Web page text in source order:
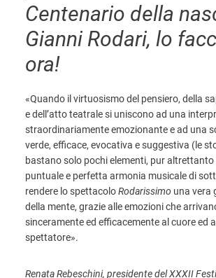
Centenario della
Gianni Rodari, lo
ora!
«Quando il virtuosismo del pensiero, della
e dell’atto teatrale si uniscono ad una
straordinariamente emozionante e ad una
verde, efficace, evocativa e suggestiva (le
bastano solo pochi elementi, pur altrettanto
puntuale e perfetta armonia musicale di
rendere lo spettacoloRodarissimo una vera
della mente, grazie alle emozioni che
sinceramente ed efficacemente al cuore ed
spettatore».
Renata Rebeschini, presidente del XXXII